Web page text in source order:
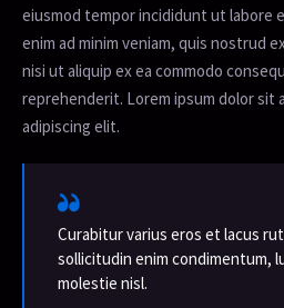
eiusmod tempor incididunt ut labore
enim ad minim veniam, quis nostrud
nisi ut aliquip ex ea commodo
reprehenderit. Lorem ipsum dolor sit
adipiscing elit.
Curabitur varius eros et lacus
sollicitudin enim condimentum,
molestie nisl.